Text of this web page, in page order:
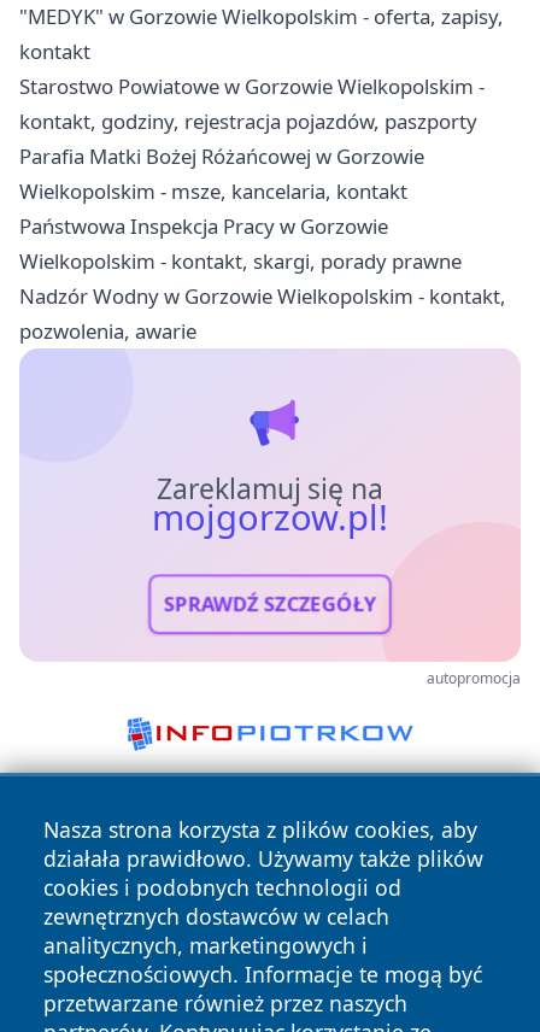
"MEDYK" w Gorzowie Wielkopolskim - oferta, zapisy,
kontakt
Starostwo Powiatowe w Gorzowie Wielkopolskim -
kontakt, godziny, rejestracja pojazdów, paszporty
Parafia Matki Bożej Różańcowej w Gorzowie
Wielkopolskim - msze, kancelaria, kontakt
Państwowa Inspekcja Pracy w Gorzowie
Wielkopolskim - kontakt, skargi, porady prawne
Nadzór Wodny w Gorzowie Wielkopolskim - kontakt,
pozwolenia, awarie
Zareklamuj się na
mojgorzow.pl!
SPRAWDŹ SZCZEGÓŁY
autopromocja
Nasza strona korzysta z plików cookies, aby
działała prawidłowo. Używamy także plików
cookies i podobnych technologii od
zewnętrznych dostawców w celach
analitycznych, marketingowych i
społecznościowych. Informacje te mogą być
przetwarzane również przez naszych
Copyright © 2026 mojgorzow.pl Wszystkie prawa zastrzeżone.